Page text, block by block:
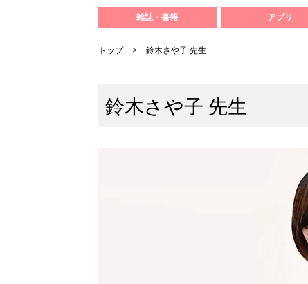
雑誌・書籍 アプリ
トップ 鈴木さや子 先生
鈴木さや子 先生